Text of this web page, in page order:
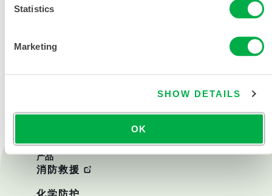
Statistics
Marketing
SHOW DETAILS
OK
产品
消防救援